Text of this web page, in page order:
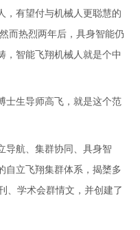
，有望付与机械人更聪慧的
而热烈两年后，具身智能仍
，智能飞翔机械人就是个中
士生导师高飞，就是这个范
导航、集群协同、具身智
自立飞翔集群体系，揭橥多
、学术会群情文，并创建了